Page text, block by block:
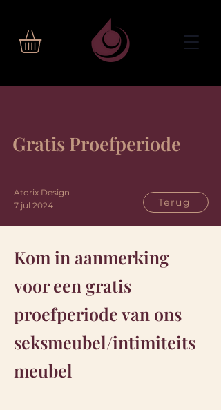
Gratis Proefperiode
Terug
Atorix Design
7 jul 2024
Kom in aanmerking
voor een gratis
proefperiode van ons
seksmeubel/intimiteits
meubel